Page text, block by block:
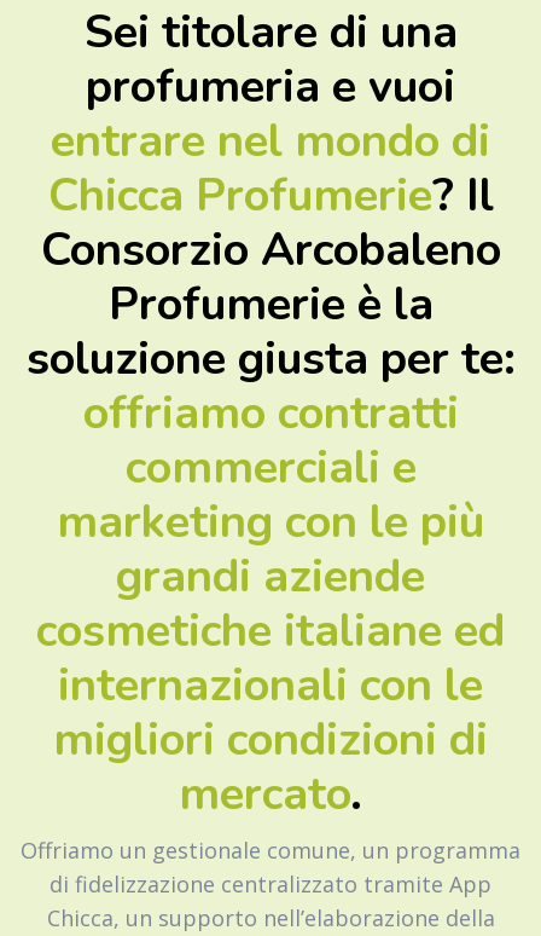
Sei titolare di una
profumeria e vuoi
entrare nel mondo di
Chicca Profumerie? Il
Consorzio Arcobaleno
Profumerie è la
soluzione giusta per te:
offriamo contratti
commerciali e
marketing con le più
grandi aziende
cosmetiche italiane ed
internazionali con le
migliori condizioni di
mercato.
Offriamo un gestionale comune, un programma
di fidelizzazione centralizzato tramite App
Chicca, un supporto nell’elaborazione della